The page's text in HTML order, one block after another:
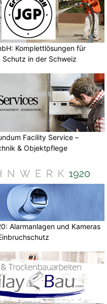
Komplettlösungen für
Schutz in der Schweiz
Facility Service –
& Objektpflege
Alarmanlagen und Kameras